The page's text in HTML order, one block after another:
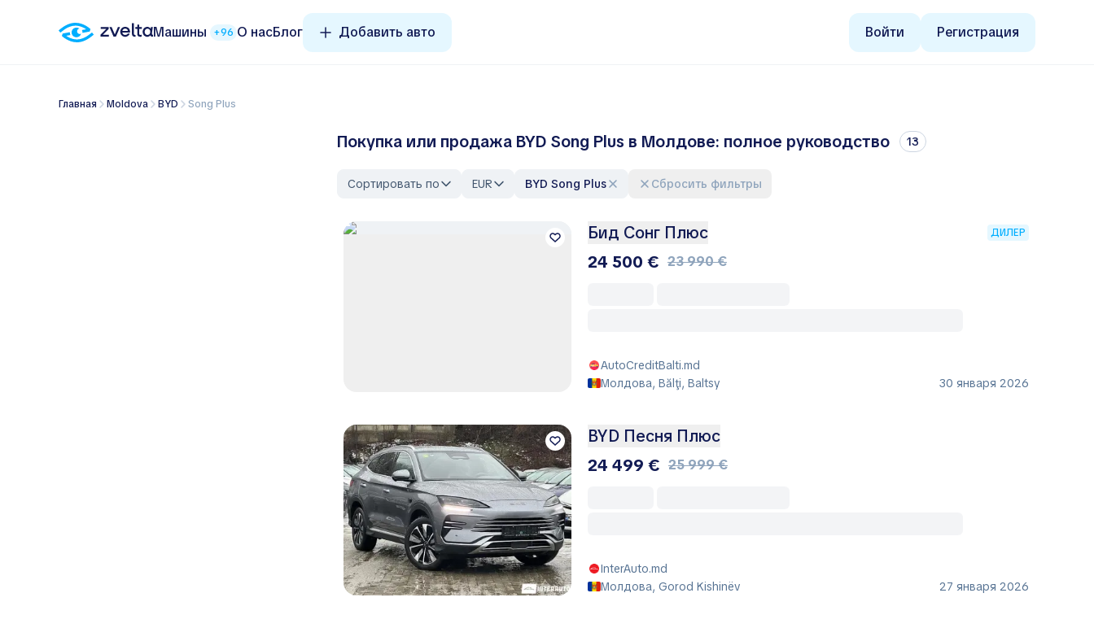
Машины +96 О насБлог Добавить авто Войти Регистрация
Главная Moldova BYD Song Plus
Покупка или продажа BYD Song Plus в Молдове: полное руководство 13
Сортировать по EUR BYD Song Plus Сбросить фильтры
Бид Сонг Плюс ДИЛЕР
24 500 € 23 990 €
AutoCreditBalti.md
Молдова, Bălţi, Baltsy
30 января 2026
BYD Песня Плюс
24 499 € 25 999 €
InterAuto.md
Молдова, Gorod Kishinëv
27 января 2026